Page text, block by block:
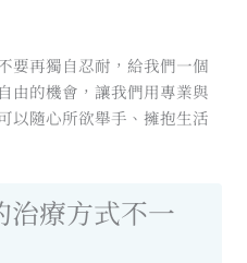
要再獨自忍耐，給我們一個
由的機會，讓我們用專業與
以隨心所欲舉手、擁抱生活
治療方式不一